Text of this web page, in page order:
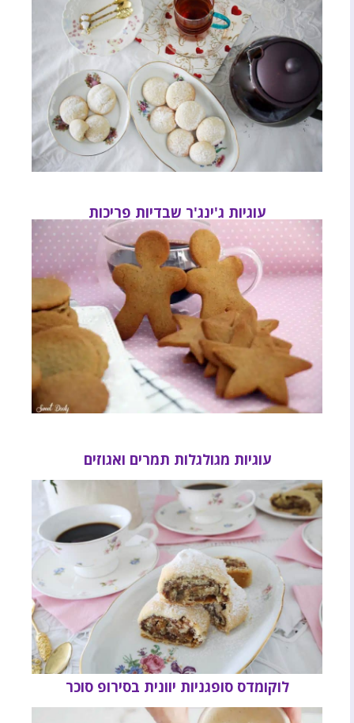
עוגיות ג'ינג'ר שבדיות פריכות
עוגיות מגולגלות תמרים ואגוזים
לוקומדס סופגניות יוונית בסירופ סוכר